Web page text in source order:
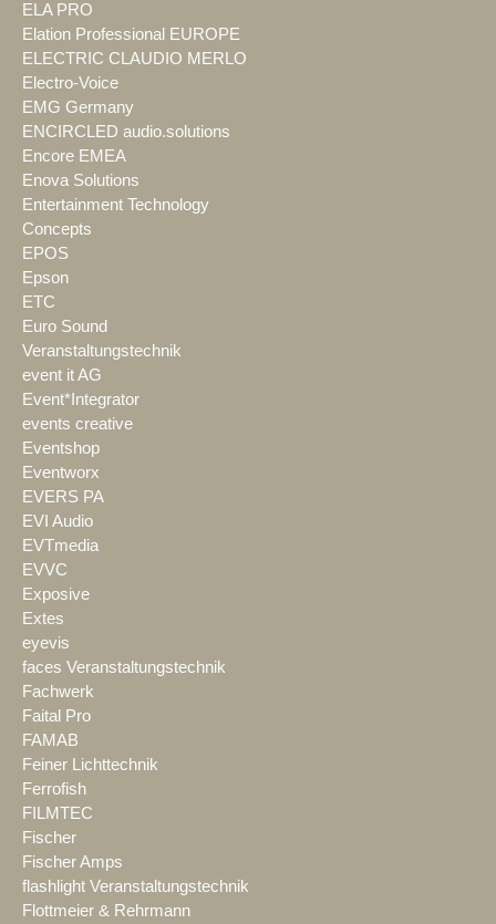
ELA PRO
Elation Professional EUROPE
ELECTRIC CLAUDIO MERLO
Electro-Voice
EMG Germany
ENCIRCLED audio.solutions
Encore EMEA
Enova Solutions
Entertainment Technology
Concepts
EPOS
Epson
ETC
Euro Sound
Veranstaltungstechnik
event it AG
Event*Integrator
events creative
Eventshop
Eventworx
EVERS PA
EVI Audio
EVTmedia
EVVC
Exposive
Extes
eyevis
faces Veranstaltungstechnik
Fachwerk
Faital Pro
FAMAB
Feiner Lichttechnik
Ferrofish
FILMTEC
Fischer
Fischer Amps
flashlight Veranstaltungstechnik
Flottmeier & Rehrmann